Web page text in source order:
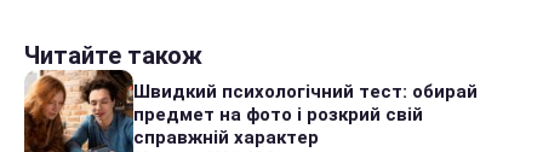
Читайте також
Швидкий психологічний тест: обирай
предмет на фото і розкрий свій
справжній характер